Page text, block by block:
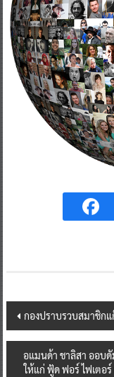
Post
navigation
กองปราบรวบสมาชิกแ
อแมนด้า ชาลิสา ออบ
ให้แก่ ฟู้ด ฟอร์ ไฟเตอ